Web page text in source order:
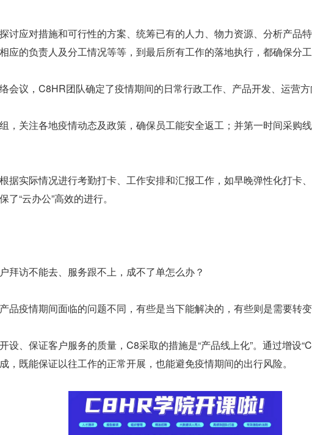
讨应对措施和可行性的方案、统筹已有的人力、物力资源、分析产品
应的负责人及分工情况等等，到最后所有工作的落地执行，都确保分工
会议，C8HR团队确定了疫情期间的日常行政工作、产品开发、运营方
，关注各地疫情动态及政策，确保员工能安全返工；并第一时间采购
据实际情况进行考勤打卡、工作安排和汇报工作，如早晚弹性化打卡
“云办公”高效的进行。
拜访不能去、服务跟不上，成不了单怎么办？
品疫情期间面临的问题不同，有些是当下能解决的，有些则是需要转变
设、保证客户服务的质量，C8采取的措施是“产品线上化”。通过增设
，既能保证以往工作的正常开展，也能避免疫情期间的出行风险。